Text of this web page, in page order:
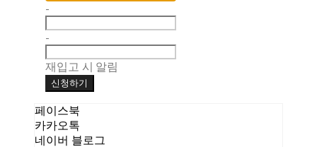
-
-
재입고 시 알림
신청하기
페이스북
카카오톡
네이버 블로그